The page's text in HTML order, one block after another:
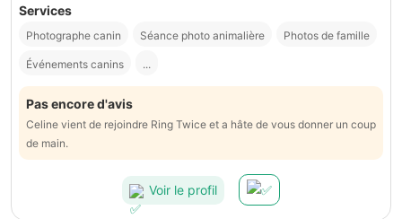
Services
Photographe canin Séance photo animalière Photos de famille
Événements canins ...
Pas encore d'avis
Celine vient de rejoindre Ring Twice et a hâte de vous donner un coup
de main.
Voir le profil